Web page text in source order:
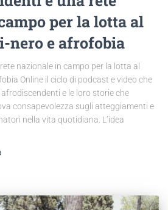
per la lotta al
nero e afrofobia
nazionale in campo per la lotta al
Online il ciclo di podcast e video che
e le loro storie che
consapevolezza sugli atteggiamenti e
nella vita quotidiana. L’idea